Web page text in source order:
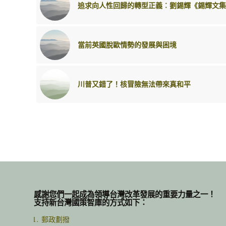
追求向人性回歸的轉型正義︰劉錫輝《錫輝文
當前英國脫歐情勢的發展與困境
川普又錯了！核冒險無法帶來真和平
感謝您們一起成為領導台灣改革發展的重要力量之一！
支持新台灣國策智庫的方式如下：
郵政劃撥